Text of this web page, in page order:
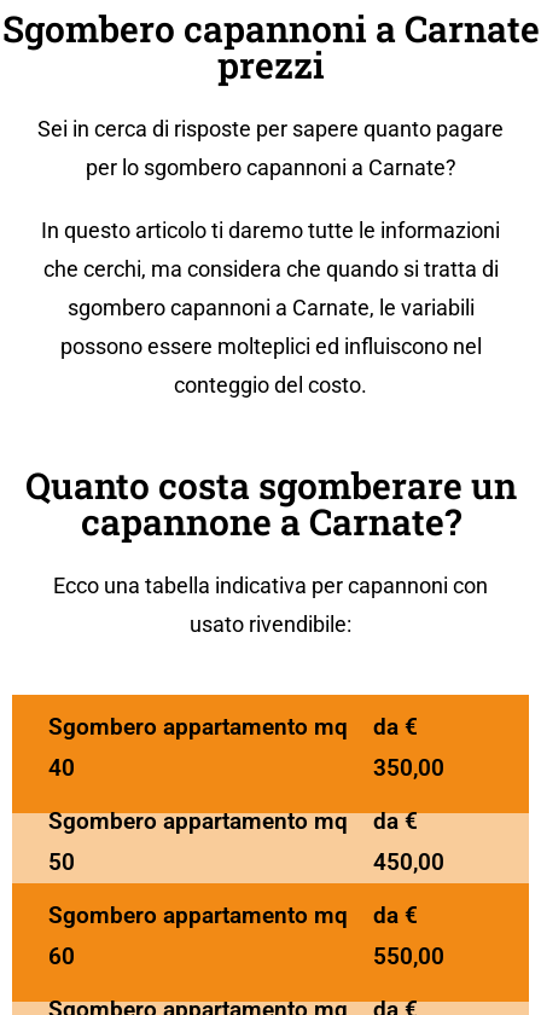
Sgombero capannoni a Carnate
prezzi
Sei in cerca di risposte per sapere quanto pagare
per lo sgombero capannoni a Carnate?
In questo articolo ti daremo tutte le informazioni
che cerchi, ma considera che quando si tratta di
sgombero capannoni a Carnate, le variabili
possono essere molteplici ed influiscono nel
conteggio del costo.
Quanto costa sgomberare un
capannone a Carnate?
Ecco una tabella indicativa per capannoni con
usato rivendibile:
Sgombero appartamento mq
40
da €
350,00
Sgombero appartamento mq
50
da €
450,00
Sgombero appartamento mq
60
da €
550,00